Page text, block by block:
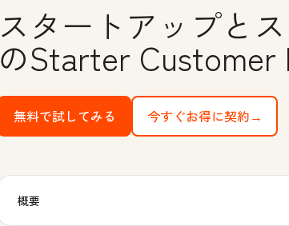
スタートアップと
のStarter Customer
無料で試してみる with HubSpot's free tools
今すぐお得に契約→
概要